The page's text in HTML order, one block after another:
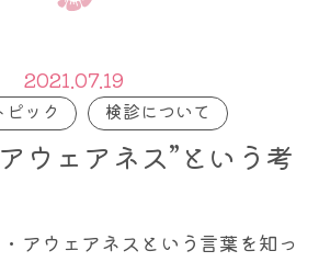
2021.07.19
ピック 検診について
ウェアネス”という考
アウェアネスという言葉を知っ